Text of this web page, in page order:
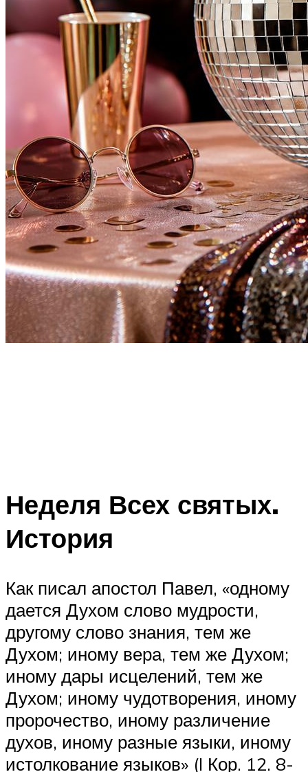
Неделя Всех святых.
История
Как писал апостол Павел, «одному
дается Духом слово мудрости,
другому слово знания, тем же
Духом; иному вера, тем же Духом;
иному дары исцелений, тем же
Духом; иному чудотворения, иному
пророчество, иному различение
духов, иному разные языки, иному
истолкование языков» (I Кор. 12. 8-